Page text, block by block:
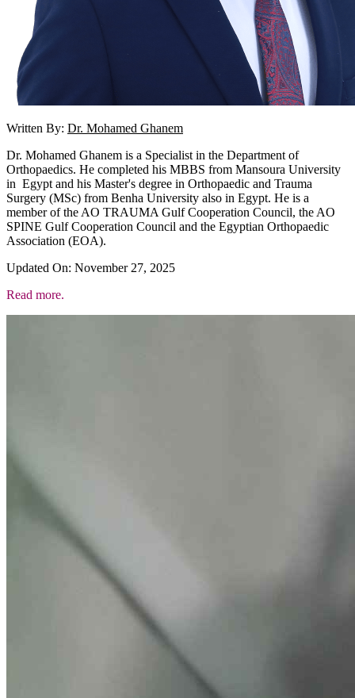
Written By: Dr. Mohamed Ghanem
Dr. Mohamed Ghanem is a Specialist in the Department of
Orthopaedics. He completed his MBBS from Mansoura University
in Egypt and his Master's degree in Orthopaedic and Trauma
Surgery (MSc) from Benha University also in Egypt. He is a
member of the AO TRAUMA Gulf Cooperation Council, the AO
SPINE Gulf Cooperation Council and the Egyptian Orthopaedic
Association (EOA).
Updated On: November 27, 2025
Read more.